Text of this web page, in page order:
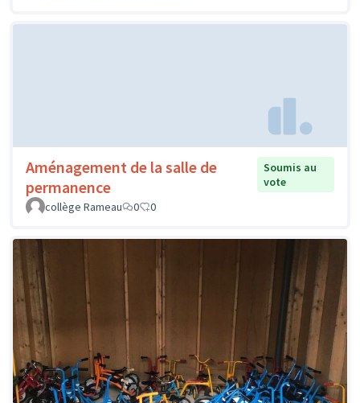
Aménagement de la salle de
permanence
Soumis au
vote
collège Rameau
0 0